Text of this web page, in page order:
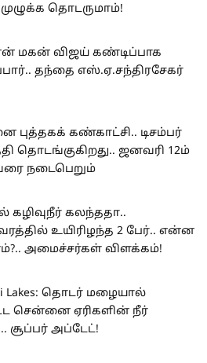
தொடருமாம்!
என் மகன் விஜய் கண்டிப்பாக
தந்தை எஸ்.ஏ.சந்திரசேகர்
புத்தகக் கண்காட்சி.. டிசம்பர்
தொடங்குகிறது.. ஜனவரி 12ம்
நடைபெறும்
கழிவுநீர் கலந்ததா..
உயிரிழந்த 2 பேர்.. என்ன
அமைச்சர்கள் விளக்கம்!
Lakes: தொடர் மழையால்
சென்னை ஏரிகளின் நீர்
சூப்பர் அப்டேட்!